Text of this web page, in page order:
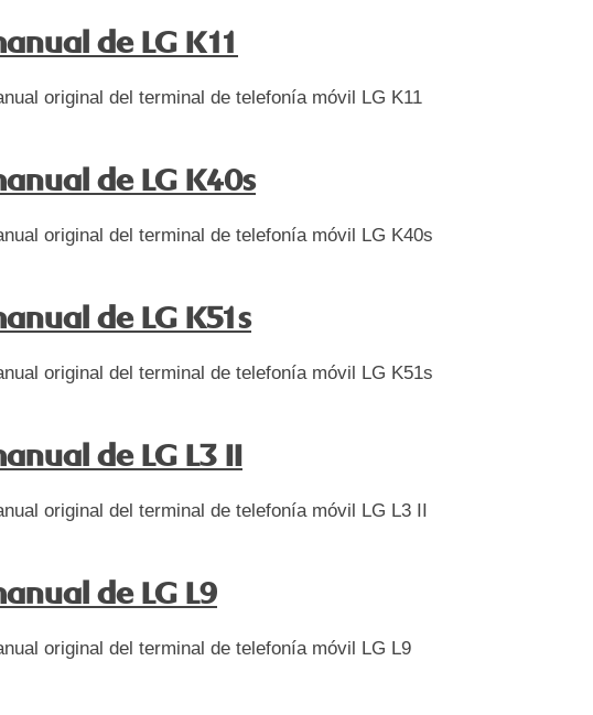
de LG K11
original del terminal de telefonía móvil LG K11
de LG K40s
original del terminal de telefonía móvil LG K40s
de LG K51s
original del terminal de telefonía móvil LG K51s
de LG L3 II
original del terminal de telefonía móvil LG L3 II
de LG L9
original del terminal de telefonía móvil LG L9